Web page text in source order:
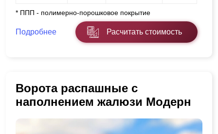
* ППП - полимерно-порошковое покрытие
Подробнее Расчитать стоимость
Ворота распашные с
наполнением жалюзи Модерн